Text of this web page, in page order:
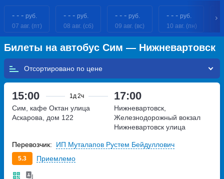
- - - руб.
07 авг. (пт)
- - - руб.
08 авг. (сб)
- - - руб.
09 авг. (вс)
- - - руб.
10 авг. (пн)
Билеты на автобус Сим — Нижневартовск
Отсортировано по
15:00 1д 2ч 17:00
Сим, кафе Октан улица
Аскарова, дом 122
Нижневартовск,
Железнодорожный вокзал
Нижневартовск улица
5.3 Приемлемо
Перевозчик: ИП Муталапов Рустем Бейдуллович